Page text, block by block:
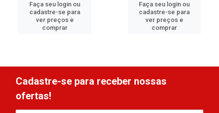
Faça seu login ou
cadastre-se para
ver preços e
comprar
Faça seu login ou
cadastre-se para
ver preços e
comprar
Cadastre-se para receber nossas
ofertas!